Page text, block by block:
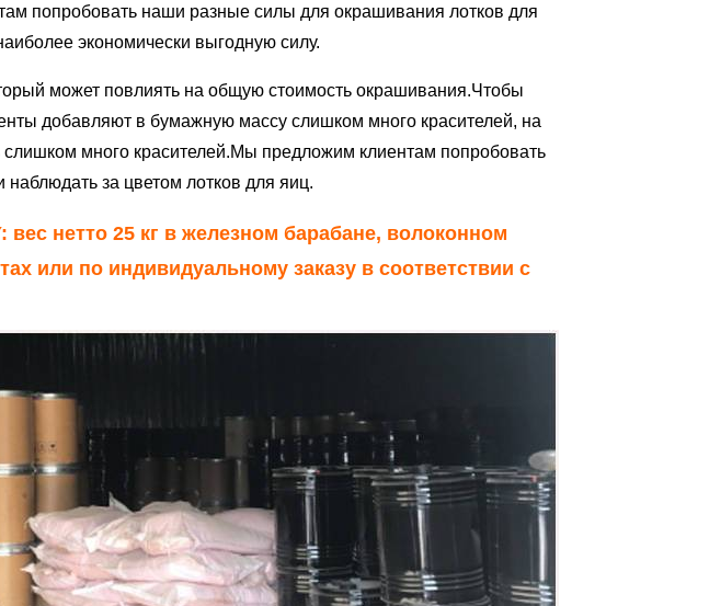
попробовать наши разные силы для окрашивания лотков для
экономически выгодную силу.
может повлиять на общую стоимость окрашивания.Чтобы
добавляют в бумажную массу слишком много красителей, на
много красителей.Мы предложим клиентам попробовать
за цветом лотков для яиц.
вес нетто 25 кг в железном барабане, волоконном
или по индивидуальному заказу в соответствии с